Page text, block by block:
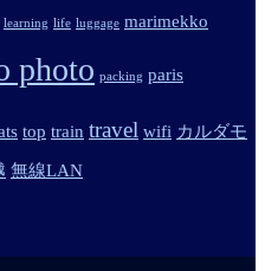
learning life luggage marimekko
photo packing paris
top train travel wifi カルダモ
無線LAN